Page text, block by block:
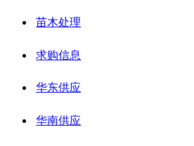
苗木处理
求购信息
华东供应
华南供应